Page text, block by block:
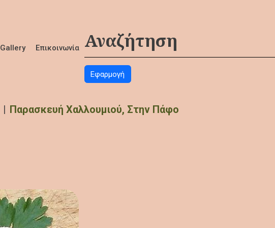
Gallery Επικοινωνία
Παρασκευή Χαλλουμιού, Στην Πάφο